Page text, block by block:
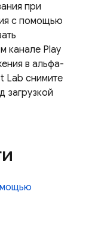
при
с помощью
канале Play
в альфа-
Lab снимите
загрузкой